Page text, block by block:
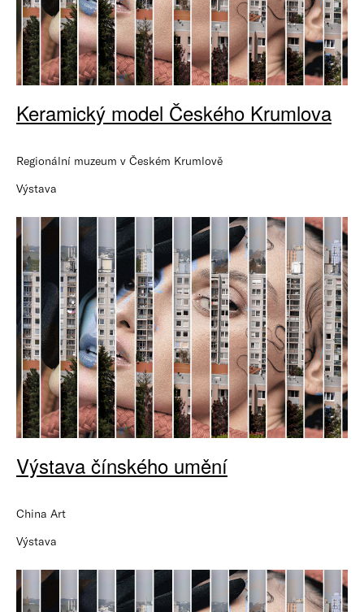
Keramický model Českého Krumlova
Regionální muzeum v Českém Krumlově
Výstava
Výstava čínského umění
China Art
Výstava